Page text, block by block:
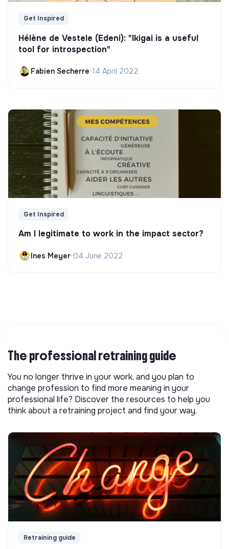
Get Inspired
Hélène de Vestele (Edeni): "Ikigai is a useful
tool for introspection"
Fabien Secherre•14 April 2022
Get Inspired
Am I legitimate to work in the impact sector?
Ines Meyer•04 June 2022
The professional retraining guide
You no longer thrive in your work, and you plan to
change profession to find more meaning in your
professional life? Discover the resources to help you
think about a retraining project and find your way.
Retraining guide